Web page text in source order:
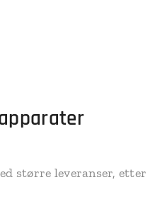
større leveranser, etter